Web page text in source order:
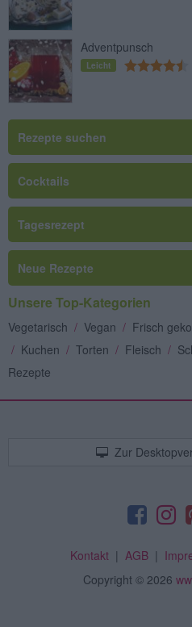
Adventpunsch
Leicht
Rezepte suchen
Cocktails
Tagesrezept
Neue Rezepte
Unsere Top-Kategorien
Vegetarisch / Vegan / Frisch
/ Kuchen / Torten / Fleisch /
Rezepte
Zur
Kontakt| AGB|
Copyright © 2026